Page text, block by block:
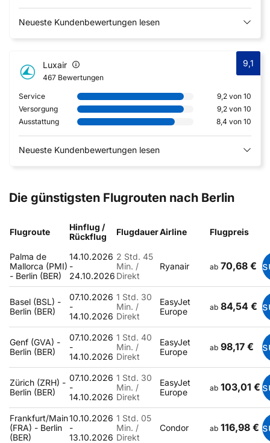
Neueste Kundenbewertungen lesen
Luxair
467 Bewertungen
9,1
Service
9,2 von 10
Versorgung
9,2 von 10
Ausstattung
8,4 von 10
Neueste Kundenbewertungen lesen
Die günstigsten Flugrouten nach Berlin
Flugroute
Hinflug /
Rückflug
FlugdauerAirline Flugpreis
Palma de
Mallorca (PMI)
- Berlin (BER)
14.10.2026
-
24.10.2026
2 Std. 45
Min. /
Direkt
Ryanair ab 70,68 €
Basel (BSL) -
Berlin (BER)
07.10.2026
-
14.10.2026
1 Std. 30
Min. /
Direkt
EasyJet
Europe
ab 84,54 €
Genf (GVA) -
Berlin (BER)
07.10.2026
-
14.10.2026
1 Std. 40
Min. /
Direkt
EasyJet
Europe
ab 98,17 €
Zürich (ZRH) -
Berlin (BER)
07.10.2026
-
14.10.2026
1 Std. 30
Min. /
Direkt
EasyJet
Europe
ab 103,01 €
Frankfurt/Main
(FRA) - Berlin
(BER)
10.10.2026
-
13.10.2026
1 Std. 05
Min. /
Direkt
Condor ab 116,98 €